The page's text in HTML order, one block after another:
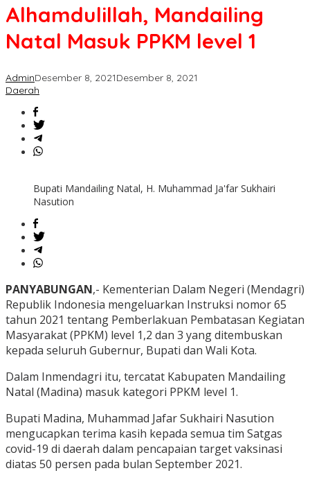
Alhamdulillah, Mandailing
Natal Masuk PPKM level 1
AdminDesember 8, 2021Desember 8, 2021
Daerah
Bupati Mandailing Natal, H. Muhammad Ja'far Sukhairi
Nasution
PANYABUNGAN,- Kementerian Dalam Negeri (Mendagri)
Republik Indonesia mengeluarkan Instruksi nomor 65
tahun 2021 tentang Pemberlakuan Pembatasan Kegiatan
Masyarakat (PPKM) level 1,2 dan 3 yang ditembuskan
kepada seluruh Gubernur, Bupati dan Wali Kota.
Dalam Inmendagri itu, tercatat Kabupaten Mandailing
Natal (Madina) masuk kategori PPKM level 1.
Bupati Madina, Muhammad Jafar Sukhairi Nasution
mengucapkan terima kasih kepada semua tim Satgas
covid-19 di daerah dalam pencapaian target vaksinasi
diatas 50 persen pada bulan September 2021.